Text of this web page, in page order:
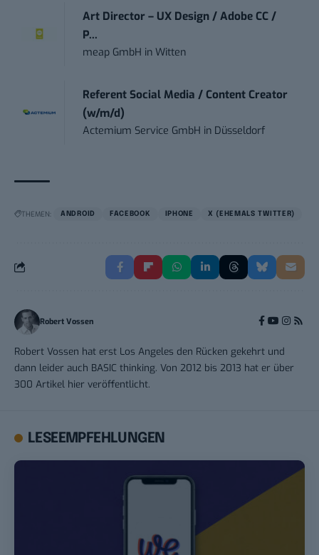
Art Director – UX Design / Adobe CC /
P...
meap GmbH inWitten
Referent Social Media / Content Creator
(w/m/d)
Actemium Service GmbH in Düsseldorf
THEMEN: ANDROID FACEBOOK IPHONE X (EHEMALS TWITTER)
Robert Vossen
Robert Vossen hat erst Los Angeles den Rücken gekehrt und
dann leider auch BASIC thinking. Von 2012 bis 2013 hat er über
300 Artikel hier veröffentlicht.
LESEEMPFEHLUNGEN